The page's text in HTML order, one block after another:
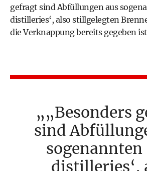
gefragt sind Abfüllungen aus
distilleries‘, also stillgelegten
die Verknappung bereits gegeben
„Besonders
sind
sogenannten
distilleries‘,